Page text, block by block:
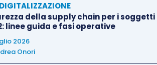
della supply chain per i soggetti
linee guida e fasi operative
2026
Onori